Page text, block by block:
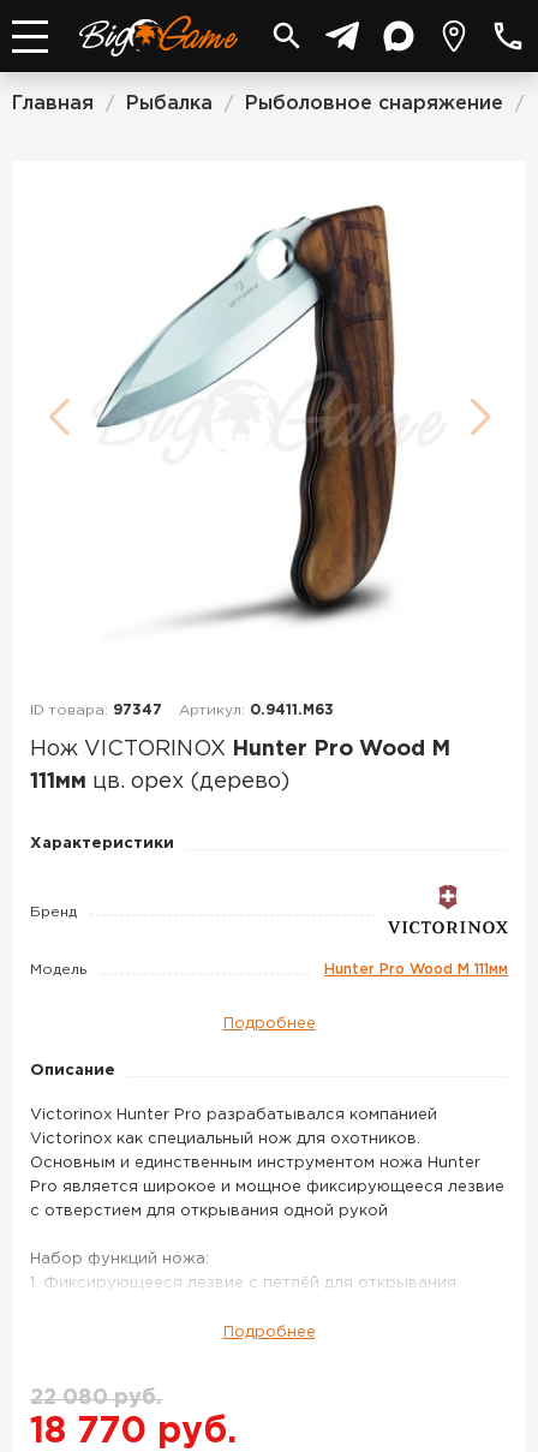
Главная / Рыбалка / Рыболовное снаряжение /
ID товара: 97347 Артикул: 0.9411.M63
Нож VICTORINOX
Hunter Pro Wood M
111мм цв. орех (дерево)
Нож
Wood
(дерево)
Характеристики
Бренд
Модель Hunter Pro Wood M 111мм
Подробнее
Описание
Victorinox Hunter Pro разрабатывался компанией
Victorinox как специальный нож для охотников.
Основным и единственным инструментом ножа Hunter
Pro является широкое и мощное фиксирующееся лезвие
с отверстием для открывания одной рукой
Набор функций ножа:
1. Фиксирующееся лезвие с петлёй для открывания
2. Отверстие для шнурка
(дерево) – данный товар доступен для заказа в
интернет-магазине BigGame по цене 18 770 руб. с
доставкой в Красноярске и по всей России. Для того,
Подробнее
22 080 руб.
18 770 руб.